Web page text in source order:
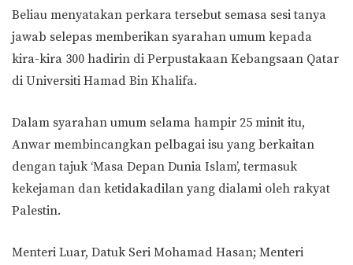
Beliau menyatakan perkara tersebut semasa sesi tanya
jawab selepas memberikan syarahan umum kepada
kira-kira 300 hadirin di Perpustakaan Kebangsaan Qatar
di Universiti Hamad Bin Khalifa.
Dalam syarahan umum selama hampir 25 minit itu,
Anwar membincangkan pelbagai isu yang berkaitan
dengan tajuk ‘Masa Depan Dunia Islam’, termasuk
kekejaman dan ketidakadilan yang dialami oleh rakyat
Palestin.
Menteri Luar, Datuk Seri Mohamad Hasan; Menteri